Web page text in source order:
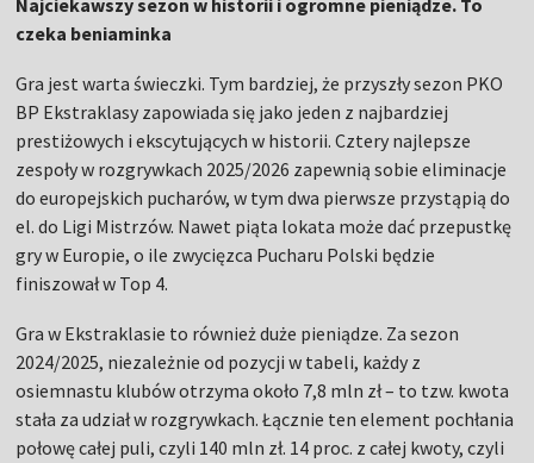
Najciekawszy sezon w historii i ogromne pieniądze. To
czeka beniaminka
Gra jest warta świeczki. Tym bardziej, że przyszły sezon PKO
BP Ekstraklasy zapowiada się jako jeden z najbardziej
prestiżowych i ekscytujących w historii. Cztery najlepsze
zespoły w rozgrywkach 2025/2026 zapewnią sobie eliminacje
do europejskich pucharów, w tym dwa pierwsze przystąpią do
el. do Ligi Mistrzów. Nawet piąta lokata może dać przepustkę
gry w Europie, o ile zwycięzca Pucharu Polski będzie
finiszował w Top 4.
Gra w Ekstraklasie to również duże pieniądze. Za sezon
2024/2025, niezależnie od pozycji w tabeli, każdy z
osiemnastu klubów otrzyma około 7,8 mln zł – to tzw. kwota
stała za udział w rozgrywkach. Łącznie ten element pochłania
połowę całej puli, czyli 140 mln zł. 14 proc. z całej kwoty, czyli